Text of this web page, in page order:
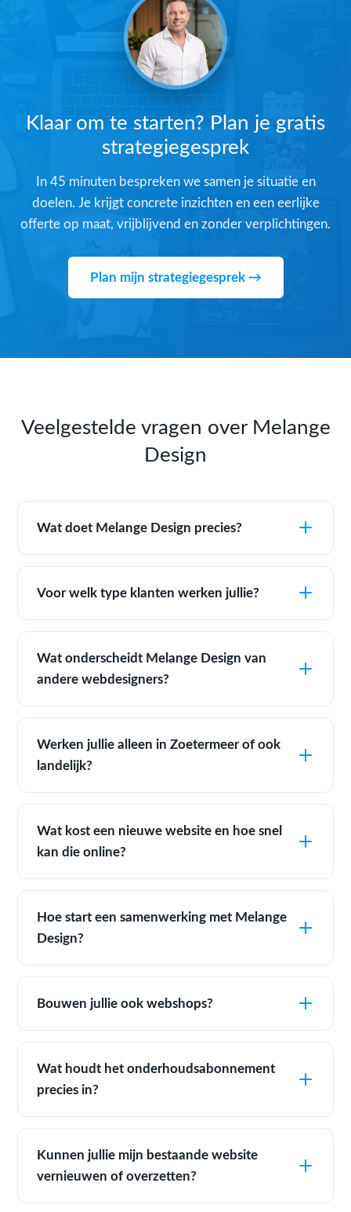
Klaar om te starten? Plan je gratis
strategiegesprek
In 45 minuten bespreken we samen je situatie en
doelen. Je krijgt concrete inzichten en een eerlijke
offerte op maat, vrijblijvend en zonder verplichtingen.
Plan mijn strategiegesprek →
Veelgestelde vragen over Melange
Design
Wat doet Melange Design precies?
Voor welk type klanten werken jullie?
Wat onderscheidt Melange Design van
andere webdesigners?
Werken jullie alleen in Zoetermeer of ook
landelijk?
Wat kost een nieuwe website en hoe snel
kan die online?
Hoe start een samenwerking met Melange
Design?
Bouwen jullie ook webshops?
Wat houdt het onderhoudsabonnement
precies in?
Kunnen jullie mijn bestaande website
vernieuwen of overzetten?